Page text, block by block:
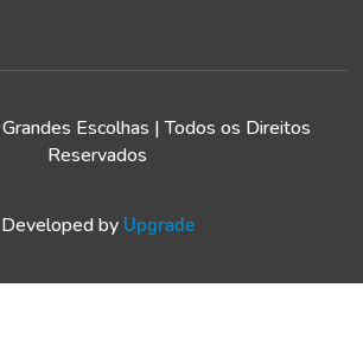
Escolhas | Todos os Direitos
Reservados
Developed by Upgrade